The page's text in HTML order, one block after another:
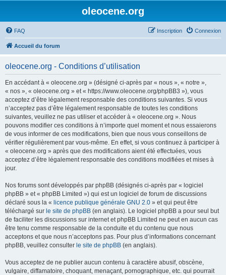
oleocene.org
FAQ Connexion
Inscription
Accueil du forum
oleocene.org - Conditions d’utilisation
En accédant à « oleocene.org » (désigné ci-après par « nous », « notre »,
« nos », « oleocene.org » et « https://www.oleocene.org/phpBB3 »), vous
acceptez d’être légalement responsable des conditions suivantes. Si vous
n’acceptez pas d’être légalement responsable de toutes les conditions
suivantes, veuillez ne pas utiliser et accéder à « oleocene.org ». Nous
pouvons modifier ces conditions à n’importe quel moment et nous essaierons
de vous informer de ces modifications, bien que nous vous conseillons de
vérifier régulièrement par vous-même. En effet, si vous continuez à participer à
« oleocene.org » après que des modifications aient été effectuées, vous
acceptez d’être légalement responsable des conditions modifiées et mises à
jour.
Nos forums sont développés par phpBB (désignés ci-après par « logiciel
phpBB » et « phpBB Limited ») qui est un logiciel de forum de discussions
déclaré sous la « licence publique générale GNU 2.0 » et qui peut être
téléchargé sur le site de phpBB (en anglais). Le logiciel phpBB a pour seul but
de faciliter les discussions sur internet et phpBB Limited ne peut en aucun cas
être tenu comme responsable de la conduite et du contenu que nous
acceptons et que nous n’acceptons pas. Pour plus d’informations concernant
phpBB, veuillez consulter le site de phpBB (en anglais).
Vous acceptez de ne publier aucun contenu à caractère abusif, obscène,
vulgaire, diffamatoire, choquant, menaçant, pornographique, etc. qui pourrait